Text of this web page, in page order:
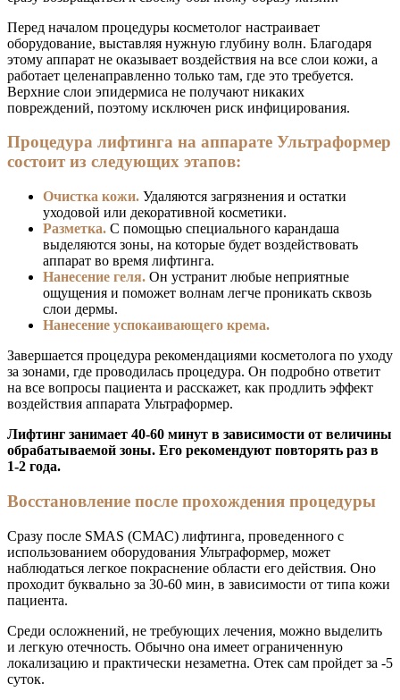
Перед началом процедуры косметолог настраивает
оборудование, выставляя нужную глубину волн. Благодаря
этому аппарат не оказывает воздействия на все слои кожи, а
работает целенаправленно только там, где это требуется.
Верхние слои эпидермиса не получают никаких
повреждений, поэтому исключен риск инфицирования.
Процедура лифтинга на аппарате Ультраформер
состоит из следующих этапов:
Очистка кожи. Удаляются загрязнения и остатки
уходовой или декоративной косметики.
Разметка. С помощью специального карандаша
выделяются зоны, на которые будет воздействовать
аппарат во время лифтинга.
Нанесение геля. Он устранит любые неприятные
ощущения и поможет волнам легче проникать сквозь
слои дермы.
Нанесение успокаивающего крема.
Завершается процедура рекомендациями косметолога по уходу
за зонами, где проводилась процедура. Он подробно ответит
на все вопросы пациента и расскажет, как продлить эффект
воздействия аппарата Ультраформер.
Лифтинг занимает 40-60 минут в зависимости от величины
обрабатываемой зоны. Его рекомендуют повторять раз в
1-2 года.
Восстановление после прохождения процедуры
Сразу после SMAS (СМАС) лифтинга, проведенного с
использованием оборудования Ультраформер, может
наблюдаться легкое покраснение области его действия. Оно
проходит буквально за 30-60 мин, в зависимости от типа кожи
пациента.
Среди осложнений, не требующих лечения, можно выделить
и легкую отечность. Обычно она имеет ограниченную
локализацию и практически незаметна. Отек сам пройдет за -5
суток.